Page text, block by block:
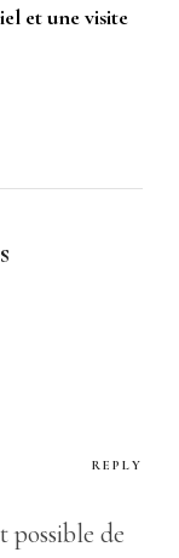
et une visite
REPLY
possible de